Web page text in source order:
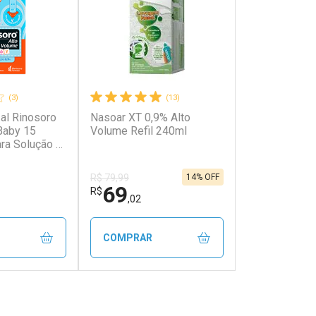
(3)
Rinosoro
15
Solução +
(13)
Nasoar XT 0,9% Alto
Volume Refil 240ml
R$ 79,99
R$69,02
14% OFF
COMPRAR